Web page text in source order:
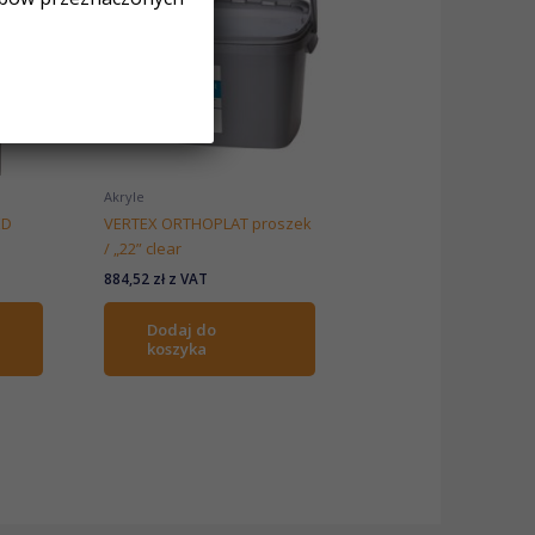
Akryle
VERTEX ORTHOPLAT proszek
/ „22” clear
884,52 zł z VAT
Dodaj do
koszyka